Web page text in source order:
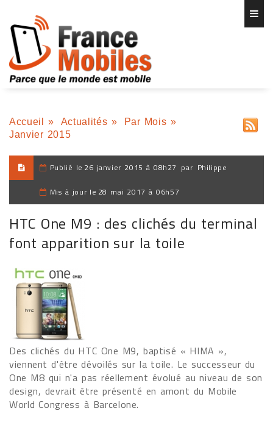
Accueil » Actualités » Par Mois »
Janvier 2015
Publié le 26 janvier 2015 à 08h27 par Philippe
Mis à jour le 28 mai 2017 à 06h57
HTC One M9 : des clichés du terminal
font apparition sur la toile
Des clichés du HTC One M9, baptisé « HIMA »,
viennent d'être dévoilés sur la toile. Le successeur du
One M8 qui n'a pas réellement évolué au niveau de son
design, devrait être présenté en amont du Mobile
World Congress à Barcelone.